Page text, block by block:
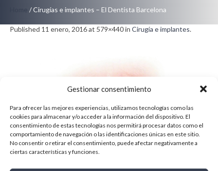
Gestionar consentimiento
Para ofrecer las mejores experiencias, utilizamos tecnologías como las
cookies para almacenar y/o acceder a la información del dispositivo. El
consentimiento de estas tecnologías nos permitirá procesar datos como el
comportamiento de navegación o las identificaciones únicas en este sitio.
No consentir o retirar el consentimiento, puede afectar negativamente a
ciertas características y funciones.
/Cirugías e implantes – El Dentista Barcelona
Published 11 enero, 2016at 579×440 in Cirugía e implantes.